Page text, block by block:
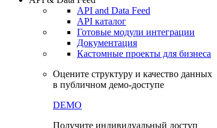
Откройте глобальную базу данных
Получить доступ
API & Data Feed
API and Data Feed
API каталог
Документация
Кастомные проекты для бизнеса
Оцените структуру и качество данных
в публичном демо-доступе